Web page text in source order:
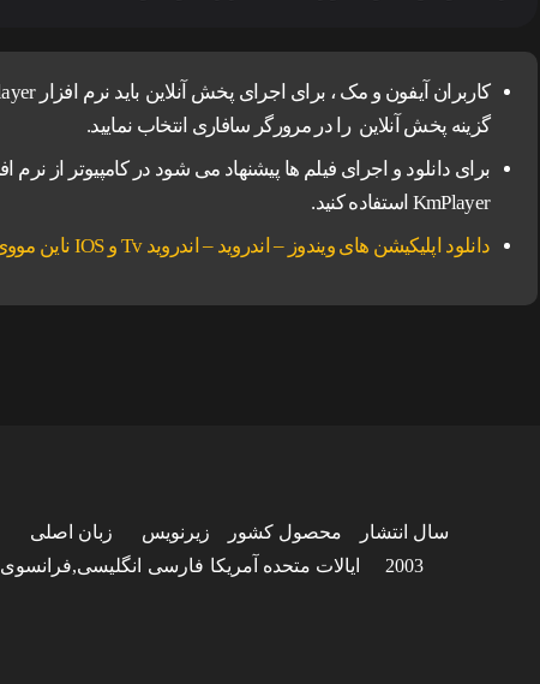
گزینه پخش آنلاین را در مرورگر سافاری انتخاب نمایید.
KmPlayer استفاده کنید.
دانلود اپلیکیشن های ویندوز – اندروید – اندروید Tv و IOS ناین مووی.
سال انتشار
2003
محصول کشور
ایالات متحده آمریکا
زیرنویس
فارسی
زبان اصلی
انگلیسی,فرانسوی